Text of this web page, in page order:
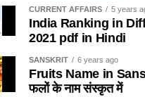
को नींद में दाँत पीसते है, कहलाता
CURRENT AFFAIRS 5 years
India Ranking in
2021 pdf in Hindi
SANSKRIT 6 years ago
Fruits Name in
फलों के नाम संस्कृत में